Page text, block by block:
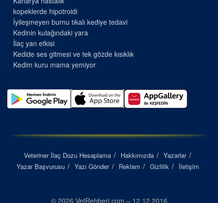
kopeklerde hipotroidi
İyileşmeyen burnu tıkalı kediye tedavi
Kedinin kulağındaki yara
İlaç yan etkisi
Kedide ses gitmesi ve tek gözde kısıklık
Kedim kuru mama yemiyor
Veteriner İlaç Dozu Hesaplama Hakkımızda
Yazarlar
Yazar Başvurusu
Yazı Gönder Reklam Gizlilik İletişim
© 2026 VetRehberi.com – 12.12.2016